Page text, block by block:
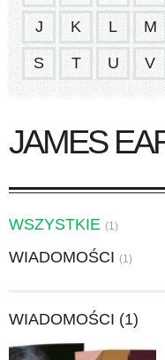
J K L M
S T U V
JAMES
WSZYSTKIE (1)
WIADOMOŚCI (1)
WIADOMOŚCI (1)